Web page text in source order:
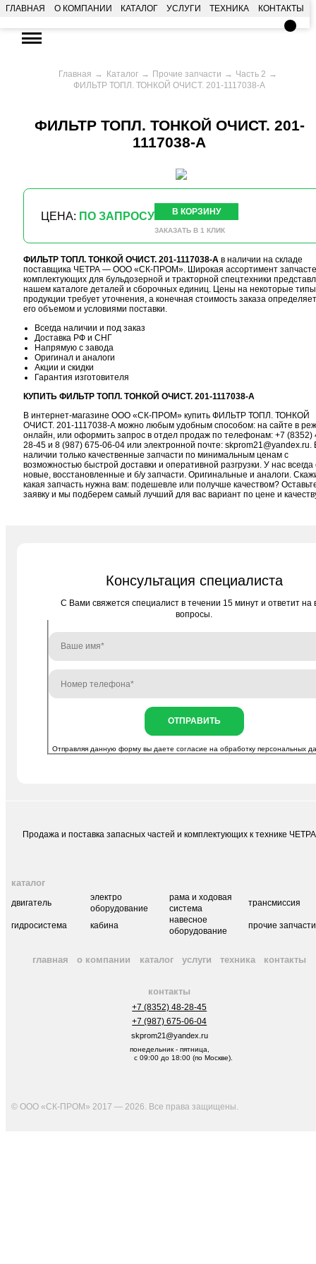
ГЛАВНАЯ О КОМПАНИИ КАТАЛОГ УСЛУГИ ТЕХНИКА КОНТАКТЫ
Главная Каталог Прочие запчасти
Часть 2
ФИЛЬТР ТОПЛ. ТОНКОЙ ОЧИСТ. 201-1117038-А
ФИЛЬТР ТОПЛ. ТОНКОЙ ОЧИСТ. 201-
1117038-А
ЦЕНА: ПО ЗАПРОСУ В КОРЗИНУ
ЗАКАЗАТЬ В 1 КЛИК
ФИЛЬТР ТОПЛ. ТОНКОЙ ОЧИСТ. 201-1117038-Ав наличии на складе
поставщика ЧЕТРА — ООО «СК-ПРОМ». Широкая ассортимент
комплектующих для бульдозерной и тракторной спецтехники
нашем каталоге деталей и сборочных единиц. Цены на некоторые типы
продукции требует уточнения, а конечная стоимость заказа
его объемом и условиями поставки.
Всегда наличии и под заказ
Доставка РФ и СНГ
Напрямую с завода
Оригинал и аналоги
Акции и скидки
Гарантия изготовителя
КУПИТЬ ФИЛЬТР ТОПЛ. ТОНКОЙ ОЧИСТ. 201-1117038-А
В интернет-магазине ООО «СК-ПРОМ» купить ФИЛЬТР ТОПЛ. ТОНКОЙ
ОЧИСТ. 201-1117038-А можно любым удобным способом: на сайте в
онлайн, или оформить запрос в отдел продаж по телефонам: +7 (8352)
28-45и 8 (987) 675-06-04или электронной почте: skprom21@yandex.ru.
наличии только качественные запчасти по минимальным ценам с
возможностью быстрой доставки и оперативной разгрузки. У нас всегда
новые, восстановленные и б/у запчасти. Оригинальные и аналоги.
какая запчасть нужна вам: подешевле или получше качеством?
заявку и мы подберем самый лучший для вас вариант по цене и
Консультация специалиста
C Вами свяжется специалист в течении 15 минут и ответит на
вопросы.
ОТПРАВИТЬ
Отправляя данную форму вы даете согласие наобработку персональных
Продажа и поставка запасных частей и комплектующих к технике ЧЕТРА
каталог
двигатель
электро
оборудование
рама и ходовая
система
трансмиссия
гидросистема кабина
навесное
оборудование
прочие запчасти
главная о компании каталог услуги техника контакты
контакты
+7 (8352) 48-28-45
+7 (987) 675-06-04
skprom21@yandex.ru
понедельник - пятница,
с 09:00 до 18:00 (по Москве).
© ООО «СК-ПРОМ» 2017 — 2026. Все права защищены